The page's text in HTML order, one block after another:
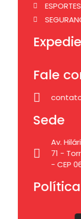
ESPORTES
Fale
Sede
Av.
71 -
- CEP